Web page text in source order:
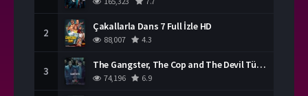
2 Çakallarla Dans 7 Full İzle HD
88,007 4.3
3 The Gangster, The Cop and The Devil Türkçe Dublaj İzle
74,196 6.9